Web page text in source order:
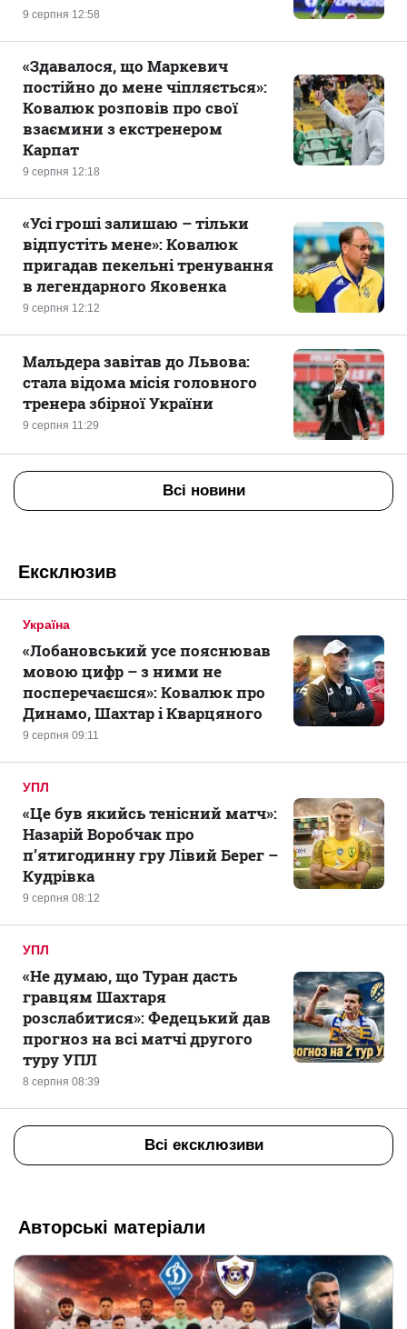
9 серпня 12:58
9 серпня 12:18
«Здавалося, що Маркевич
постійно до мене чіпляється»:
Ковалюк розповів про свої
взаємини з екстренером
Карпат
9 серпня 12:12
«Усі гроші залишаю – тільки
відпустіть мене»: Ковалюк
пригадав пекельні тренування
в легендарного Яковенка
9 серпня 11:29
Мальдера завітав до Львова:
стала відома місія головного
тренера збірної України
Всі новини
Ексклюзив
Україна
9 серпня 09:11
«Лобановський усе пояснював
мовою цифр – з ними не
посперечаєшся»: Ковалюк про
Динамо, Шахтар і Кварцяного
УПЛ
9 серпня 08:12
«Це був якийсь тенісний матч»:
Назарій Воробчак про
п’ятигодинну гру Лівий Берег –
Кудрівка
УПЛ
8 серпня 08:39
«Не думаю, що Туран дасть
гравцям Шахтаря
розслабитися»: Федецький дав
прогноз на всі матчі другого
туру УПЛ
Всі ексклюзиви
Авторські матеріали